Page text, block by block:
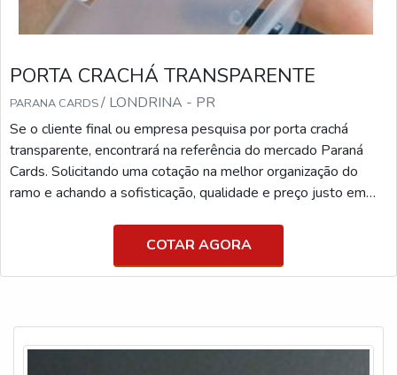
PORTA CRACHÁ TRANSPARENTE
PARANA CARDS/ LONDRINA - PR
Se o cliente final ou empresa pesquisa por porta crachá
transparente, encontrará na referência do mercado Paraná
Cards. Solicitando uma cotação na melhor organização do
ramo e achando a sofisticação, qualidade e preço justo em
TRANSPARENTEQuem pesquisa na internet por porta
Cards. É possível encontrar cartão tarja magnética e cartão f...
COTAR AGORA